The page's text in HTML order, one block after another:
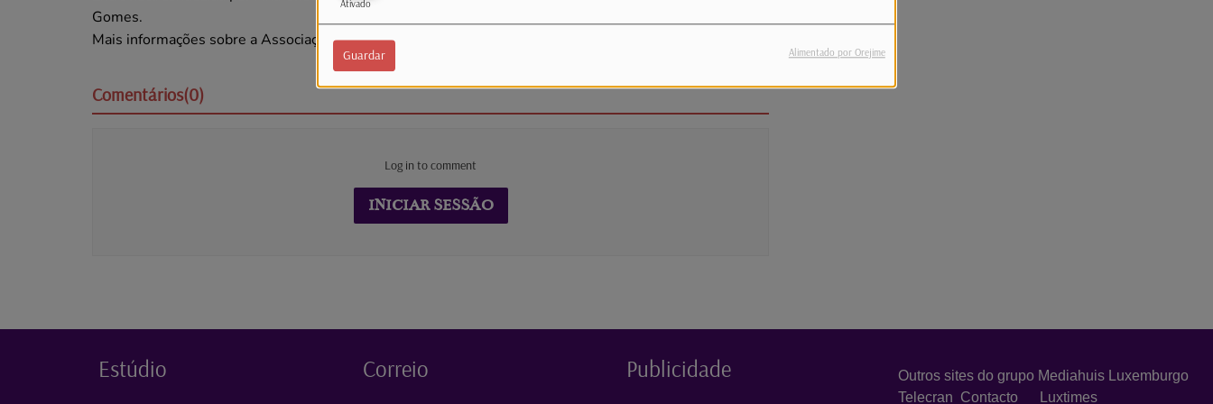
Ativado
Guardar Alimentado por Orejime
Gomes.
Mais informações sobre a Associação No Limit
Comentários(0)
Log in to comment
INICIAR SESSÃO
Estúdio Correio Publicidade
Outros sites do grupo Mediahuis Luxemburgo
Telecran Contacto Luxtimes